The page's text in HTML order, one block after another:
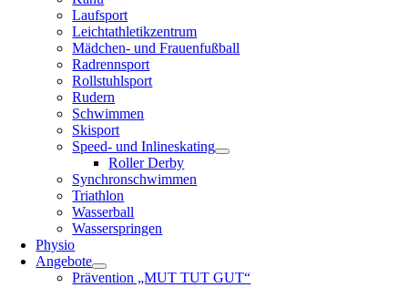
Laufsport
Leichtathletikzentrum
Mädchen- und Frauenfußball
Radrennsport
Rollstuhlsport
Rudern
Schwimmen
Skisport
Speed- und Inlineskating
Roller Derby
Synchronschwimmen
Triathlon
Wasserball
Wasserspringen
Physio
Angebote
Prävention „MUT TUT GUT“